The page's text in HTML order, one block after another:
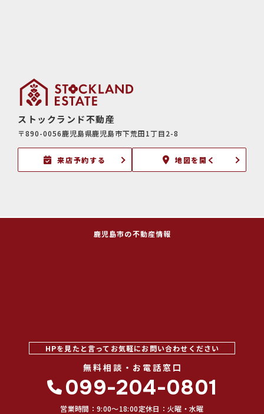
ストックランド不動産
〒890-0056鹿児島県鹿児島市下荒田1丁目2-8
来店予約する 地図を開く
鹿児島市の不動産情報
HPを見たと言ってお気軽にお問い合わせください
無料相談・お電話窓口
099-204-0801
営業時間：9:00〜18:00定休日：火曜・水曜